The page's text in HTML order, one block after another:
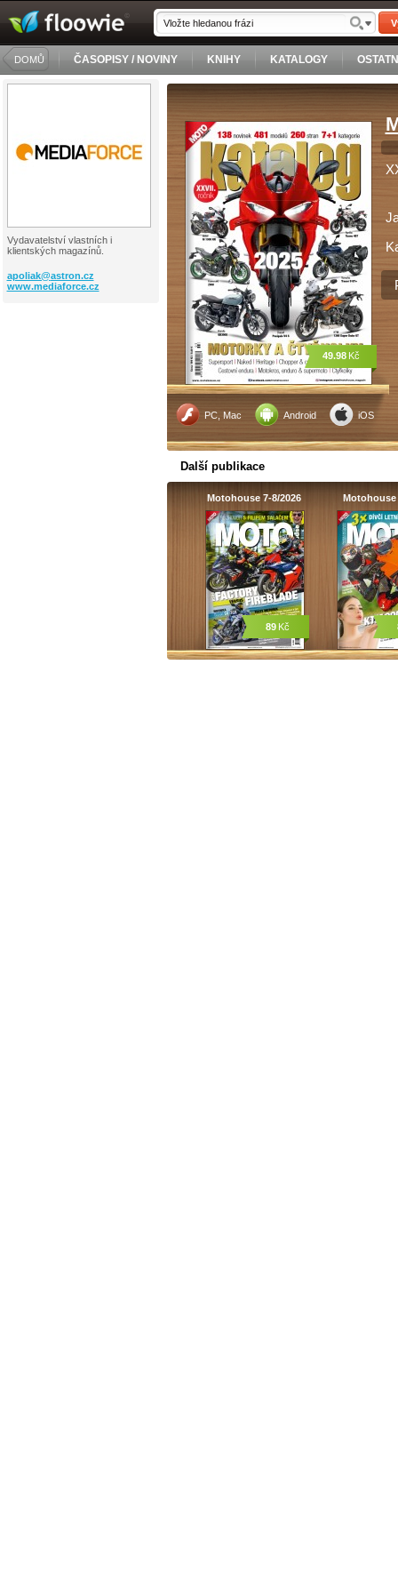
DOMŮ ČASOPISY / NOVINY KNIHY KATALOGY
Vydavatelství vlastních i
klientských magazínů.
apoliak@astron.cz
www.mediaforce.cz
PC, Mac Android iOS
49.98Kč
Další publikace
Motohouse 7-8/2026
89 Kč
Motohouse